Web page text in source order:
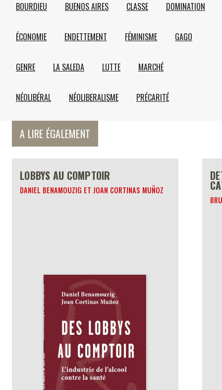
BOURDIEU BUENOS AIRES CLASSE DOMINATION
ÉCONOMIE ENDETTEMENT FÉMINISME GAGO
GENRE LA SALEDA LUTTE MARCHÉ
NÉOLIBÉRAL NÉOLIBERALISME PRÉCARITÉ
A LIRE ÉGALEMENT
LOBBYS AU COMPTOIR
DANIEL BENAMOUZIG ET JOAN CORTINAS MUÑOZ